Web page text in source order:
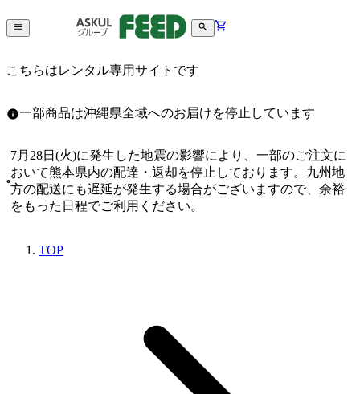
こちらはレンタル専用サイトです
一部商品は沖縄県全域へのお届けを停止しています
7月28日(火)に発生した地震の影響により、一部のご注文に
おいて熊本県内の配達・返却を停止しております。九州地
方の配送にも遅延が発生する場合がございますので、余裕
をもった日程でご利用ください。
TOP